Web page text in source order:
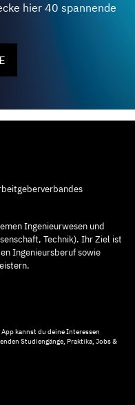
hier 40 spannende
Ingenieurwesen und
Technik). Ihr Ziel ist
Ingenieursberuf sowie
kannst du deine Interessen
Studiengänge, Praktika, Jobs &